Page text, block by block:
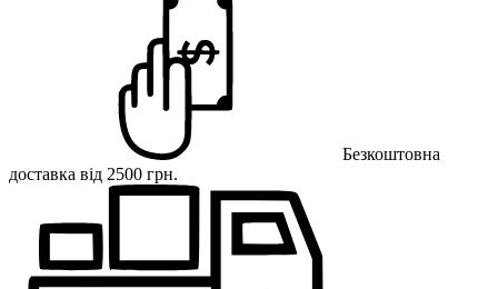
Безкоштовна
доставка від 2500 грн.